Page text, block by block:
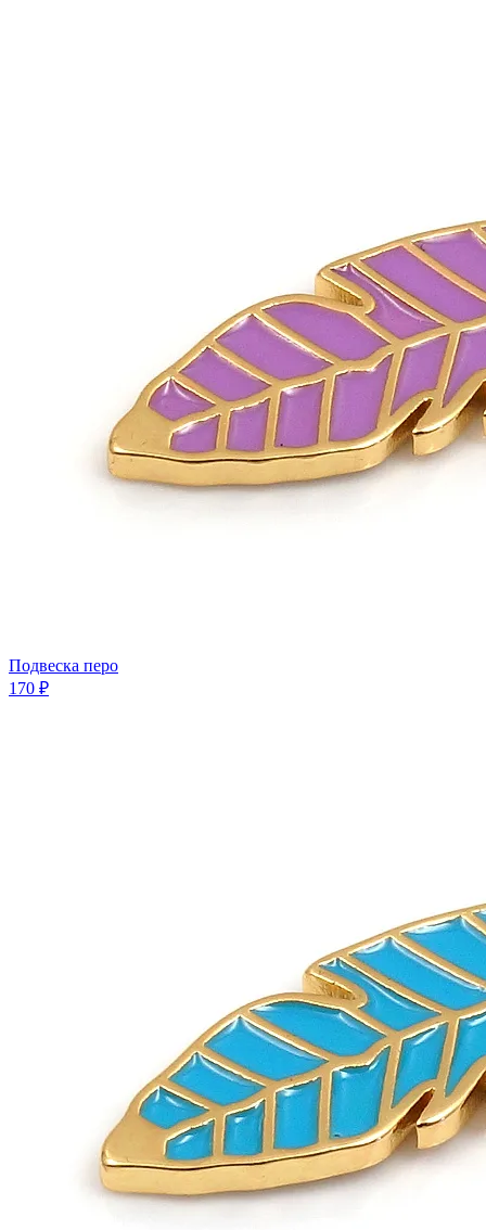
Подвеска перо
170 ₽